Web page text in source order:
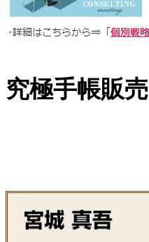
究極手帳販売